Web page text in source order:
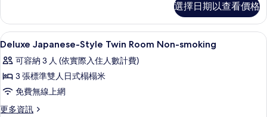
有
相
片
的
詳
情
選擇日期以查看價格
顯
示
Deluxe
Japanese-
Style
Twin
高級寢具、羽絨被、客房內保險箱、
1
Deluxe Japanese-Style Twin Room Non-smoking
可容納 3 人 (依實際入住人數計費)
3 張標準雙人日式榻榻米
免費無線上網
更多資訊
更